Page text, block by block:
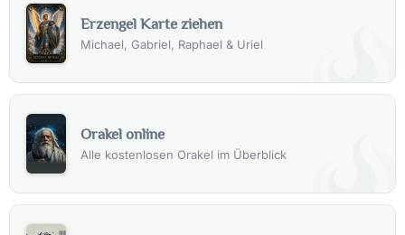
Erzengel Karte ziehen
Michael, Gabriel, Raphael & Uriel
Orakel online
Alle kostenlosen Orakel im Überblick